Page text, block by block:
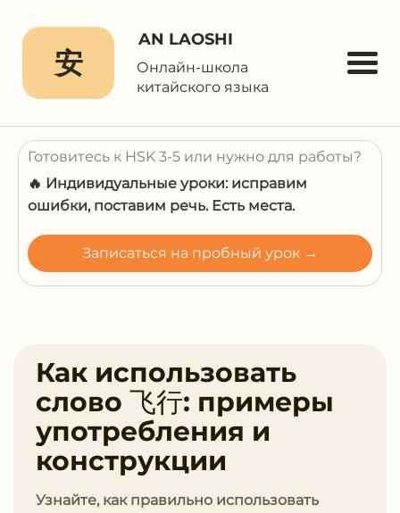
安
AN LAOSHI
Онлайн-школа
китайского языка
Готовитесь к HSK 3-5 или нужно для работы?
🔥 Индивидуальные уроки: исправим
ошибки, поставим речь. Есть места.
Записаться на пробный урок →
Как использовать
слово 飞行: примеры
употребления и
конструкции
Узнайте, как правильно использовать